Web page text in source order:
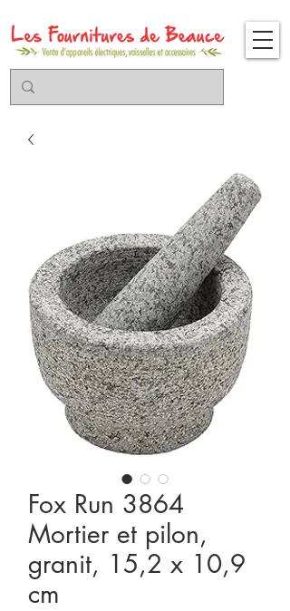
Fox Run 3864
Mortier et pilon,
granit, 15,2 x 10,9
cm